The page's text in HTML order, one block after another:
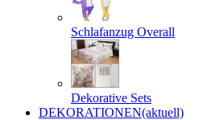
Schlafanzug Overall
Dekorative Sets
DEKORATIONEN(aktuell)